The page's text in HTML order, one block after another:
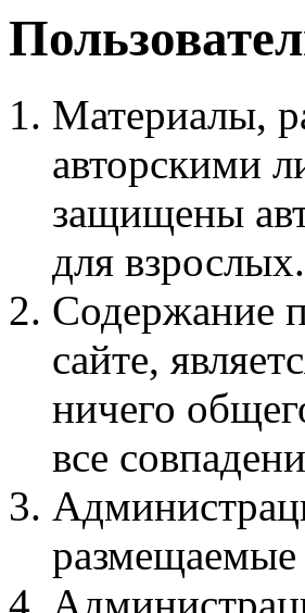
Материалы,
авторскими
защищены
для взрослых.
Содержание
сайте,
ничего
все
размещаемые